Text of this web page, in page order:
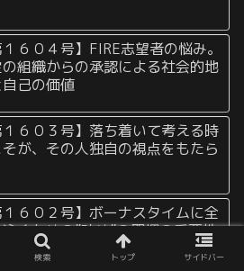
１６０４号】FIRE志望者の悩み。
組織からの承認による社会的地
己の価値
１６０３号】落ち着いて考える時
が、その人独自の視点をもたら
１６０２号】ボーナスタイムに全
ぐための”貯め”の習慣の重要性
検索 トップ サイドバー